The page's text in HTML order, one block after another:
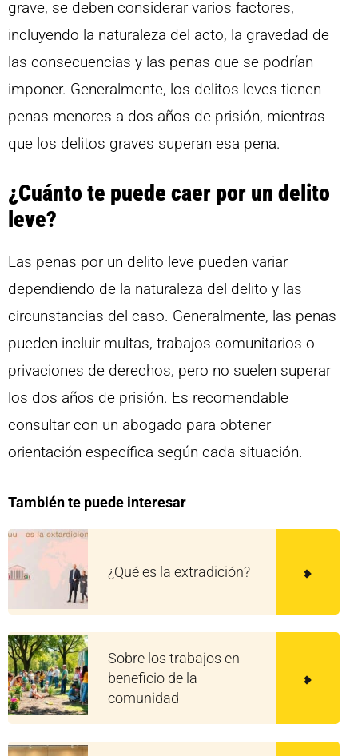
grave, se deben considerar varios factores,
incluyendo la naturaleza del acto, la gravedad de
las consecuencias y las penas que se podrían
imponer. Generalmente, los delitos leves tienen
penas menores a dos años de prisión, mientras
que los delitos graves superan esa pena.
¿Cuánto te puede caer por un delito
leve?
Las penas por un delito leve pueden variar
dependiendo de la naturaleza del delito y las
circunstancias del caso. Generalmente, las penas
pueden incluir multas, trabajos comunitarios o
privaciones de derechos, pero no suelen superar
los dos años de prisión. Es recomendable
consultar con un abogado para obtener
orientación específica según cada situación.
También te puede interesar
¿Qué es la extradición?
Sobre los trabajos en
beneficio de la
comunidad